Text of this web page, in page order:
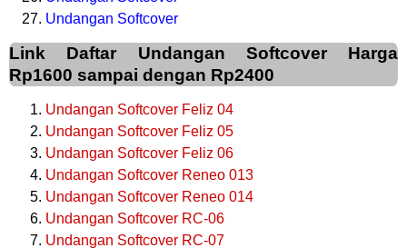
Undangan Softcover
Link Daftar Undangan Softcover Harga
Rp1600 sampai dengan Rp2400
Undangan Softcover Feliz 04
Undangan Softcover Feliz 05
Undangan Softcover Feliz 06
Undangan Softcover Reneo 013
Undangan Softcover Reneo 014
Undangan Softcover RC-06
Undangan Softcover RC-07